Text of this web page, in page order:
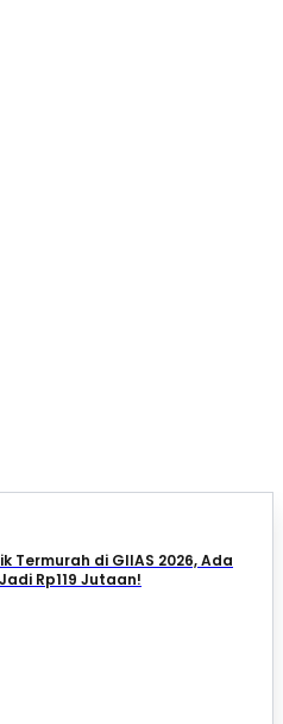
Termurah di GIIAS 2026, Ada
Rp119 Jutaan!